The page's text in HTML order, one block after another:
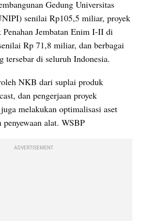
Gedung Universitas
senilai Rp105,5 miliar, proyek
Penahan Jembatan Enim I-II di
Rp 71,8 miliar, dan berbagai
tersebar di seluruh Indonesia.
NKB dari suplai produk
dan pengerjaan proyek
melakukan optimalisasi aset
penyewaan alat. WSBP
ADVERTISEMENT